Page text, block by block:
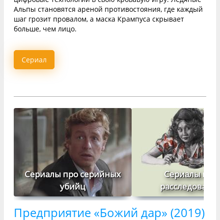
Альпы становятся ареной противостояния, где каждый
шаг грозит провалом, а маска Крампуса скрывает
больше, чем лицо.
Сериал
Сериалы про серийных
убийц
Сериалы про
Предприятие «Божий дар» (2019)